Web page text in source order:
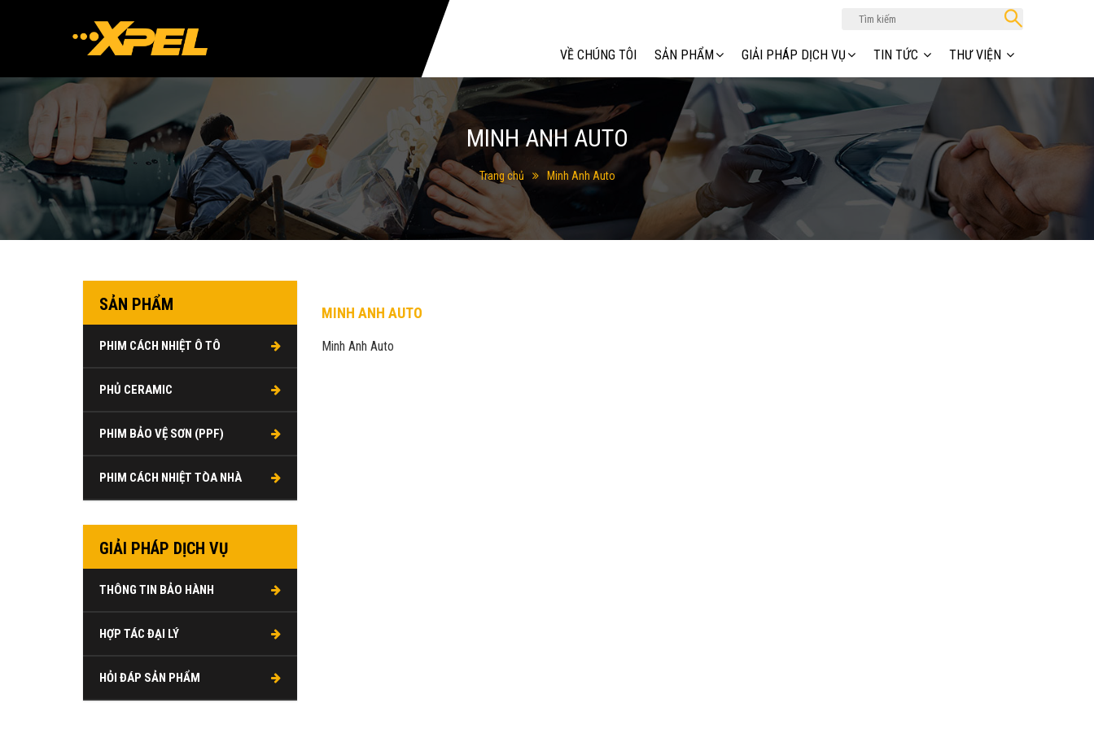
VỀ CHÚNG TÔI SẢN PHẨM GIẢI PHÁP DỊCH VỤ TIN TỨC THƯ VIỆN
MINH ANH AUTO
Trang chủ Minh Anh Auto
MINH ANH AUTO
Minh Anh Auto
SẢN PHẨM
PHIM CÁCH NHIỆT Ô TÔ
PHỦ CERAMIC
PHIM BẢO VỆ SƠN (PPF)
PHIM CÁCH NHIỆT TÒA NHÀ
GIẢI PHÁP DỊCH VỤ
THÔNG TIN BẢO HÀNH
HỢP TÁC ĐẠI LÝ
HỎI ĐÁP SẢN PHẨM